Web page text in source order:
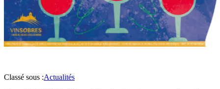
Classé sous :Actualités